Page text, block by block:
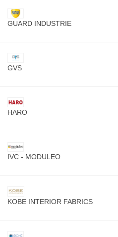
GUARD INDUSTRIE
GVS
HARO
IVC - MODULEO
KOBE INTERIOR FABRICS